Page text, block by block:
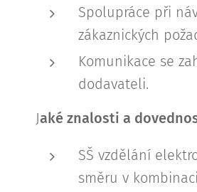
Spolupráce při
zákaznických
Komunikace se
dodavateli.
Jaké znalosti a
SŠ vzdělání
směru v